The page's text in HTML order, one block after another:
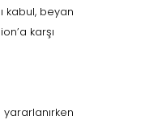
kabul, beyan
karşı